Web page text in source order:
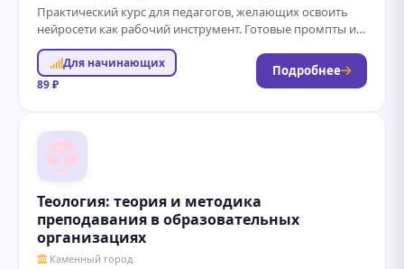
Практический курс для педагогов, желающих освоить
нейросети как рабочий инструмент. Готовые промпты и
алгоритмы для планирования уроков, подготовки
отчётной документации...
Для начинающих
89 ₽
Подробнее
Теология: теория и методика
преподавания в образовательных
организациях
Каменный город